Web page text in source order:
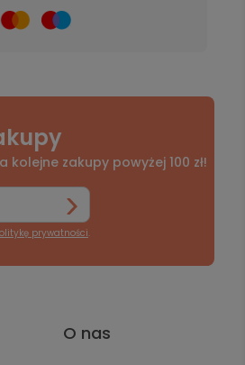
zakupy powyżej 100 zł!
prywatności.
O nas